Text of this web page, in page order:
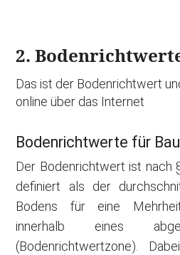
2.
Das ist der Bodenrichtwert
online über das Internet
Bodenrichtwerte für
Der Bodenrichtwert ist nach
definiert als der
Bodens für eine
innerhalb eines
(Bodenrichtwertzone).